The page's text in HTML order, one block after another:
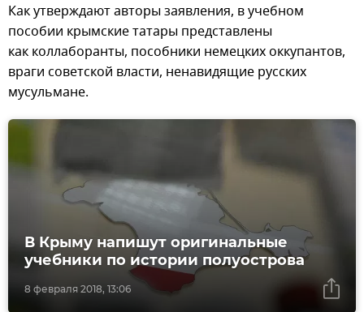
Как утверждают авторы заявления, в учебном
пособии крымские татары представлены
как коллаборанты, пособники немецких оккупантов,
враги советской власти, ненавидящие русских
мусульмане.
8 февраля 2018, 13:06
В Крыму напишут оригинальные
учебники по истории полуострова